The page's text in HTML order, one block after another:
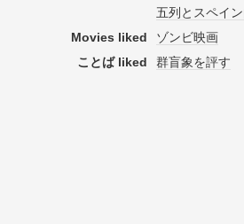
五列とスペイ
Movies liked
ゾンビ映画
ことば liked
群盲象を評す